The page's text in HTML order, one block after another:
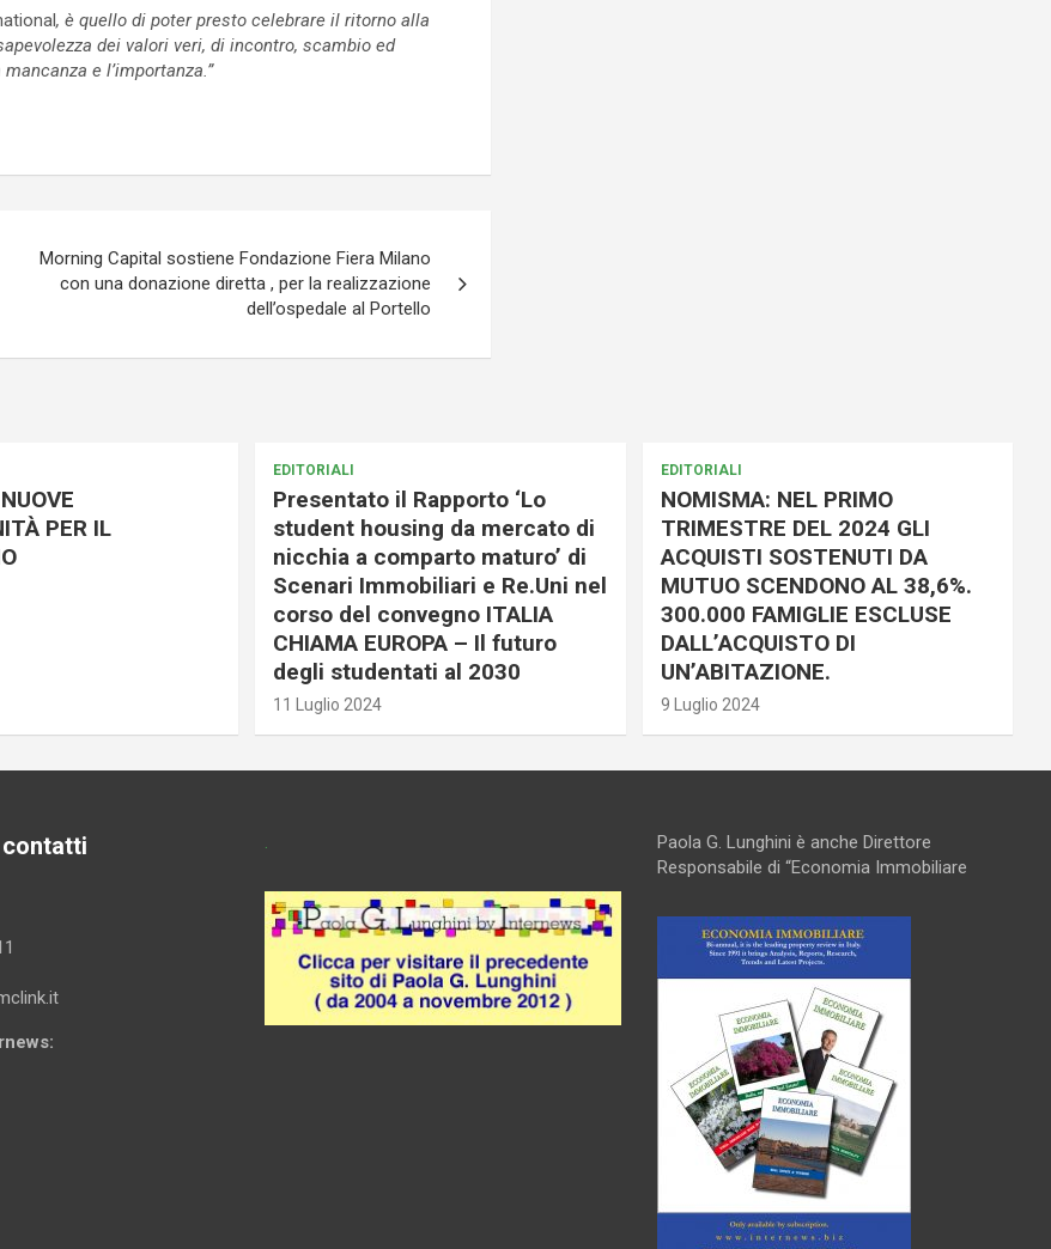
, è quello di poter presto celebrare il ritorno alla
dei valori veri, di incontro, scambio ed
e l’importanza.”
Morning Capital sostiene Fondazione Fiera Milano
con una donazione diretta , per la realizzazione
dell’ospedale al Portello
PER IL
EDITORIALI
Presentato il Rapporto ‘Lo
student housing da mercato di
nicchia a comparto maturo’ di
Scenari Immobiliari e Re.Uni nel
corso del convegno ITALIA
CHIAMA EUROPA – Il futuro
degli studentati al 2030
11 Luglio 2024
EDITORIALI
NOMISMA: NEL PRIMO
TRIMESTRE DEL 2024 GLI
ACQUISTI SOSTENUTI DA
MUTUO SCENDONO AL 38,6%.
300.000 FAMIGLIE ESCLUSE
DALL’ACQUISTO DI
UN’ABITAZIONE.
9 Luglio 2024
.
Paola G. Lunghini è anche Direttore
Responsabile di “Economia Immobiliare